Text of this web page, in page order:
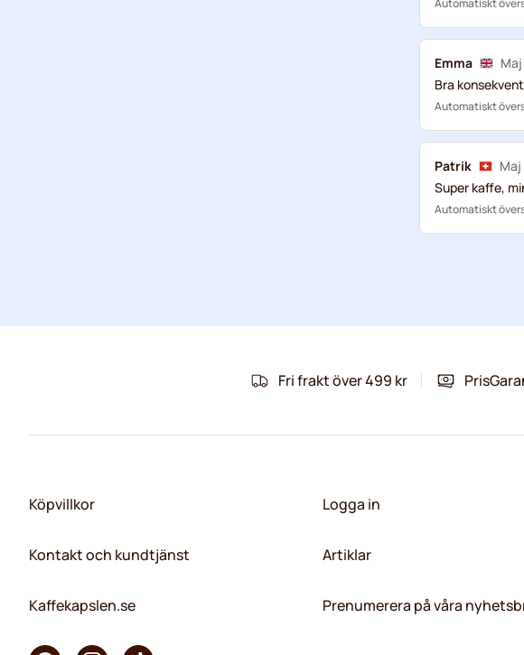
Automatiskt
Emma
Bra
Automatiskt
Patrik
Super kaffe,
Automatiskt
Fri frakt över 499 kr
Köpvillkor
Kontakt och kundtjänst
Kaffekapslen.se
Logga in
Artiklar
Prenumerera på våra